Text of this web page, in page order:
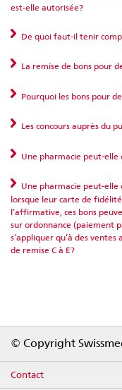
est-elle autorisée?
De quoi faut-il tenir
La remise de bons pour
Pourquoi les bons pour
Les concours auprès du
Une pharmacie peut-elle
Une pharmacie peut-elle
lorsque leur carte de
l’affirmative, ces bons
sur ordonnance (paiement
s’appliquer qu’à des
de remise C à E?
© Copyright
Contact